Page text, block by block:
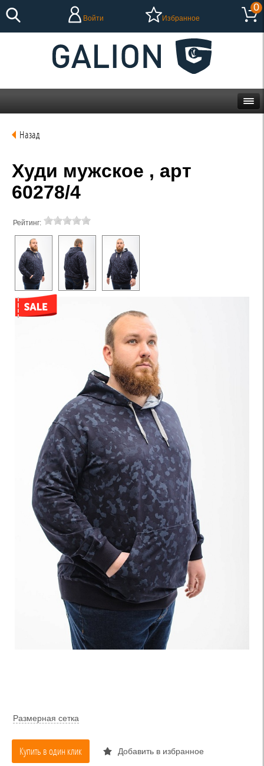
Войти Избранное
0
Назад
Худи мужское , арт
60278/4
Рейтинг:
Размерная сетка
Купить в один клик Добавить в избранное